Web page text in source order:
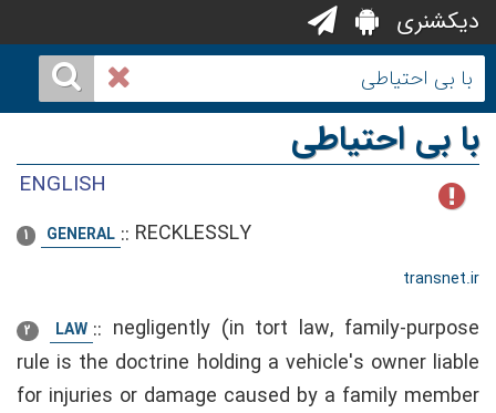
دیکشنری
با بی احتیاطی
ENGLISH
1 GENERAL :: RECKLESSLY
transnet.ir
2 LAW :: negligently (in tort law, family-purpose
rule is the doctrine holding a vehicle's owner liable
for injuries or damage caused by a family member